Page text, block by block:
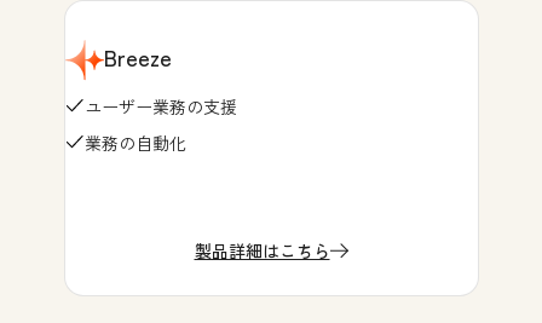
Breeze
ユーザー業務の支援
業務の自動化
製品詳細はこちら